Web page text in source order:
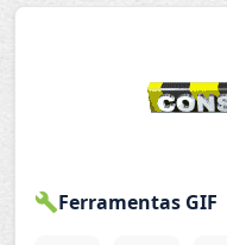
Ferramentas GIF